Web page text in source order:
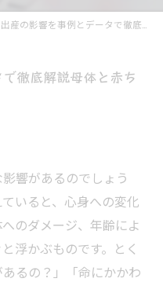
出産の影響を事例とデータで徹底解説母体と赤ちゃんの安心ガイド
徹底解説母体と赤ち
響があるのでしょう
いると、心身への変化
のダメージ、年齢によ
浮かぶものです。とく
るの？」「命にかかわ